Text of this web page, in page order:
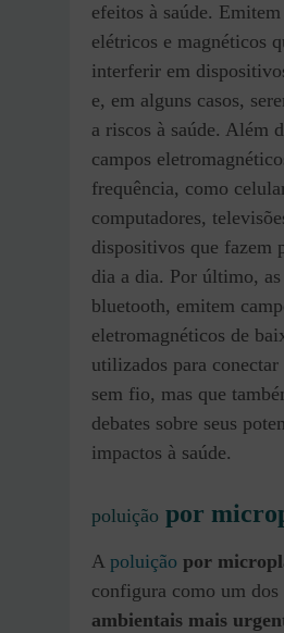
efeitos à saúde.
elétricos e magnéticos
interferir em
e, em alguns casos,
a riscos à saúde. Além
campos
frequência, como
computadores,
dispositivos que fazem
dia a dia. Por último,
bluetooth, emitem
eletromagnéticos de
utilizados para
sem fio, mas que
debates sobre seus
impactos à saúde.
poluição por
A poluição por
configura como um dos
ambientais mais